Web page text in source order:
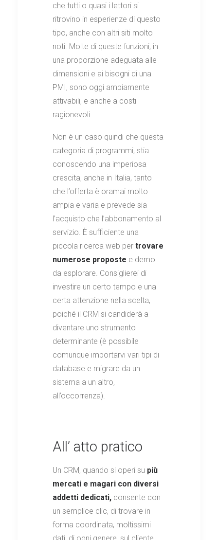
che tutti o quasi i lettori si
ritrovino in esperienze di questo
tipo, anche con altri siti molto
noti. Molte di queste funzioni, in
una proporzione adeguata alle
dimensioni e ai bisogni di una
PMI, sono oggi ampiamente
attivabili, e anche a costi
ragionevoli.
Non è un caso quindi che questa
categoria di programmi, stia
conoscendo una imperiosa
crescita, anche in Italia, tanto
che l’offerta è oramai molto
ampia e varia e prevede sia
l’acquisto che l’abbonamento al
servizio. È sufficiente una
piccola ricerca web per trovare
numerose proposte e demo
da esplorare. Consiglierei di
investire un certo tempo e una
certa attenzione nella scelta,
poiché il CRM si candiderà a
diventare uno strumento
determinante (è possibile
comunque importarvi vari tipi di
database e migrare da un
sistema a un altro,
all’occorrenza).
All’ atto pratico
Un CRM, quando si operi su più
mercati e magari con diversi
addetti dedicati, consente con
un semplice clic, di trovare in
forma coordinata, moltissimi